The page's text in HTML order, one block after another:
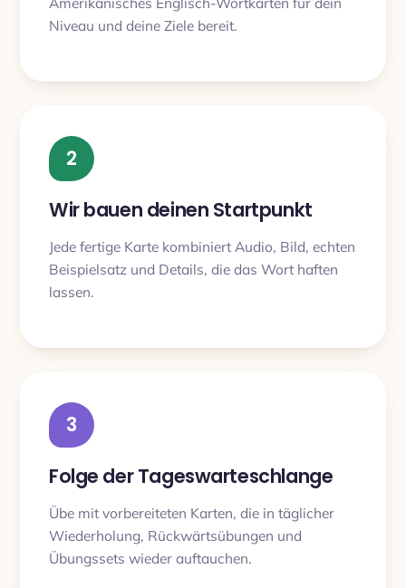
Niveau und deine Ziele bereit.
2
Wir bauen deinen Startpunkt
Jede fertige Karte kombiniert Audio, Bild, echten
Beispielsatz und Details, die das Wort haften
lassen.
3
Folge der Tageswarteschlange
Übe mit vorbereiteten Karten, die in täglicher
Wiederholung, Rückwärtsübungen und
Übungssets wieder auftauchen.